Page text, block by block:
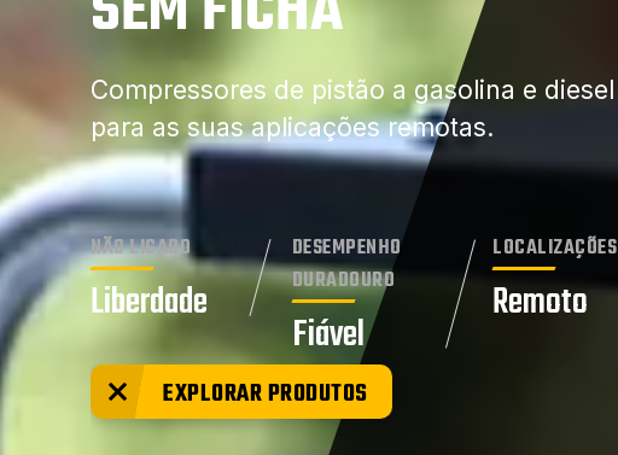
Compressores de pistão a gasolina e diesel
para as suas aplicações remotas.
EXPLORAR PRODUTOS
NÃO LIGADO
Liberdade
DESEMPENHO
DURADOURO
Fiável
LOCALIZAÇÕES
Remoto